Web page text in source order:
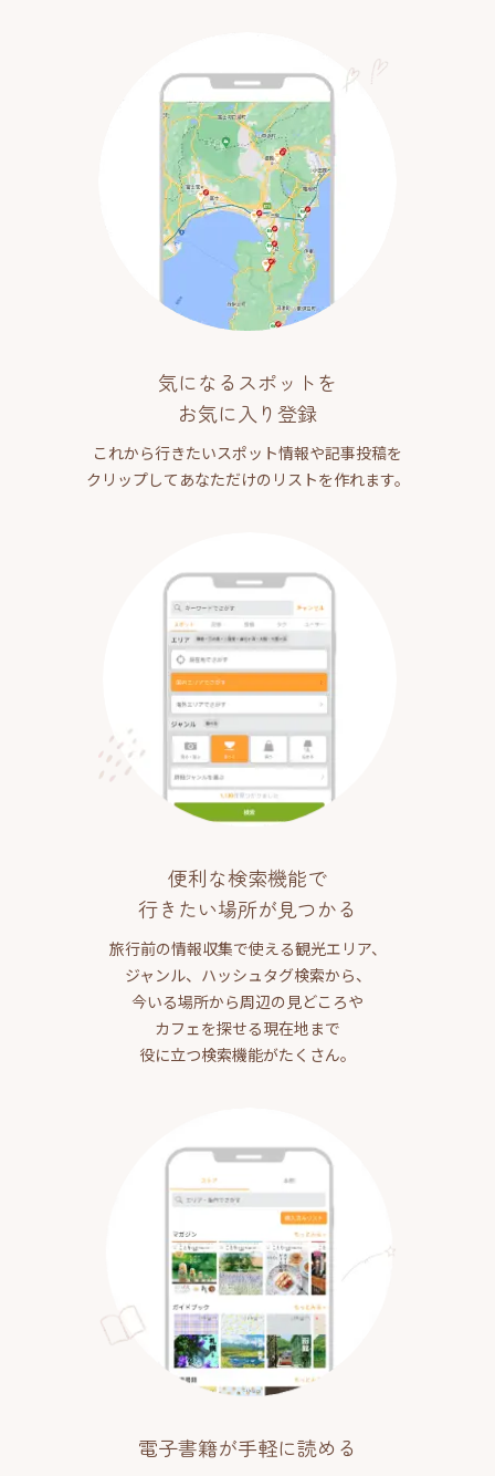
気になるスポットを
お気に入り登録
これから行きたいスポット情報や記事投稿を
クリップしてあなただけのリストを作れます。
便利な検索機能で
行きたい場所が見つかる
旅行前の情報収集で使える観光エリア、
ジャンル、ハッシュタグ検索から、
今いる場所から周辺の見どころや
カフェを探せる現在地まで
役に立つ検索機能がたくさん。
電子書籍が手軽に読める